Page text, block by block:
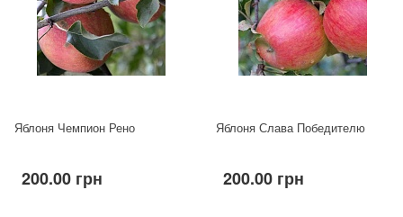
Яблоня Чемпион Рено
200.00 грн
Яблоня Слава Победителю
200.00 грн